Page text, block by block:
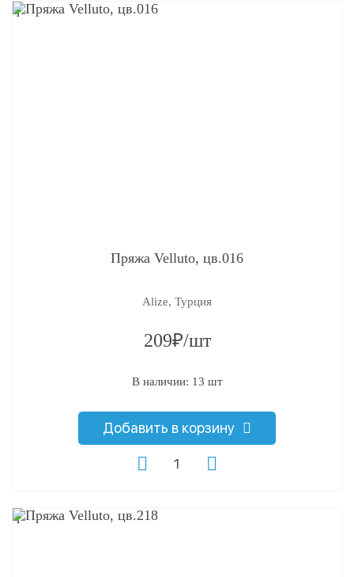
q
Пряжа Velluto, цв.016
Alize, Турция
209₽/шт
В наличии: 13 шт
Добавить в корзину
q